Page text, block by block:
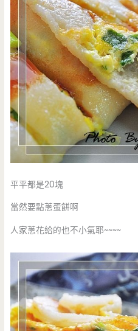
平平都是20塊
當然要點蔥蛋餅啊
人家蔥花給的也不小氣耶~~~~